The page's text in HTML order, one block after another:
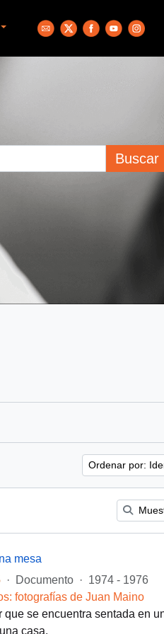
Buscar
Ordenar por:
mesa
· Documento · 1974 - 1976
fotografías de Juan Maino
se encuentra sentada en
casa.